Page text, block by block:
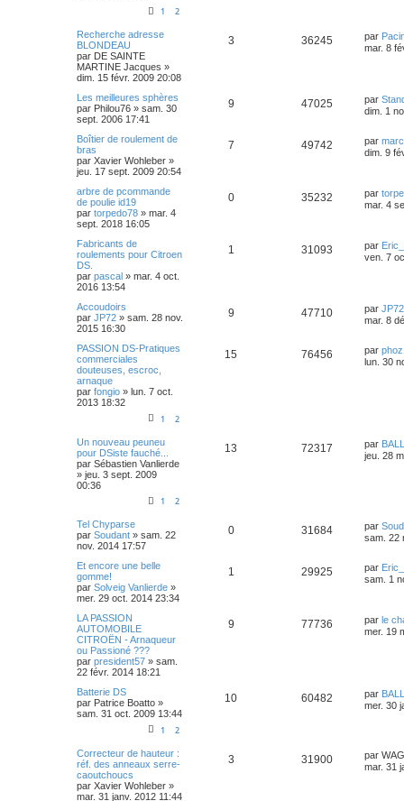
1 2
Recherche adresse
BLONDEAU
par DE SAINTE
MARTINE Jacques »
dim. 15 févr. 2009 20:08
3 36245 par
mar. 8
Les meilleures sphères
par Philou76 » sam. 30
sept. 2006 17:41
9 47025 par
dim. 1
Boîtier de roulement de
bras
par Xavier Wohleber »
jeu. 17 sept. 2009 20:54
7 49742 par
dim. 9
arbre de pcommande
de poulie id19
par torpedo78 » mar. 4
sept. 2018 16:05
0 35232 par
mar. 4
Fabricants de
roulements pour Citroen
DS.
par pascal » mar. 4 oct.
2016 13:54
1 31093 par
ven. 7
Accoudoirs
par JP72 » sam. 28 nov.
2015 16:30
9 47710 par JP72
mar. 8
PASSION DS-Pratiques
commerciales
douteuses, escroc,
arnaque
par fongio » lun. 7 oct.
2013 18:32
1 2
15 76456 par
lun. 30
Un nouveau peuneu
pour DSiste fauché...
par Sébastien Vanlierde
» jeu. 3 sept. 2009
00:36
1 2
13 72317 par
jeu. 28
Tel Chyparse
par Soudant » sam. 22
nov. 2014 17:57
0 31684 par
sam. 22
Et encore une belle
gomme!
par Solveig Vanlierde »
mer. 29 oct. 2014 23:34
1 29925 par
sam. 1
LA PASSION
AUTOMOBILE
CITROËN - Arnaqueur
ou Passioné ???
par president57 » sam.
22 févr. 2014 18:21
9 77736 par le
mer. 19
Batterie DS
par Patrice Boatto »
sam. 31 oct. 2009 13:44
1 2
10 60482 par
mer. 30
Correcteur de hauteur :
réf. des anneaux serre-
caoutchoucs
par Xavier Wohleber »
mar. 31 janv. 2012 11:44
3 31900 par
mar. 31